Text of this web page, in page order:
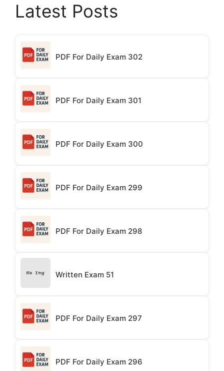
Latest Posts
PDF For Daily Exam 302
PDF For Daily Exam 301
PDF For Daily Exam 300
PDF For Daily Exam 299
PDF For Daily Exam 298
Written Exam 51
PDF For Daily Exam 297
PDF For Daily Exam 296